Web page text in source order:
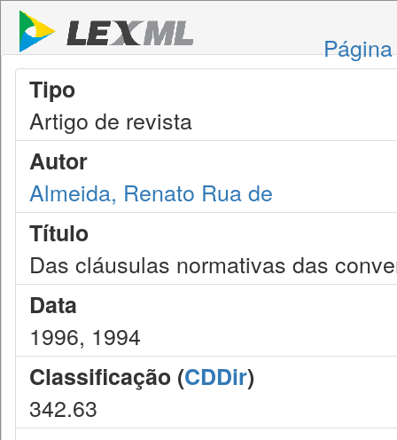
Tipo
Artigo de revista
Autor
Almeida, Renato Rua de
Título
Das cláusulas normativas das
Data
1996, 1994
Classificação (CDDir)
342.63